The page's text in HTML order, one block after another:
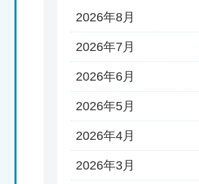
2026年8月
2026年7月
2026年6月
2026年5月
2026年4月
2026年3月